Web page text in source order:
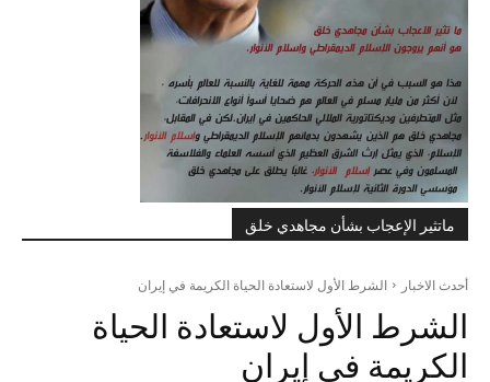
ماتثير الإعجاب بشأن مجاهدي خلق
أحدث الاخبار الشرط الأول لاستعادة الحياة الكريمة في إيران
الشرط الأول لاستعادة الحياة
الكريمة في إيران